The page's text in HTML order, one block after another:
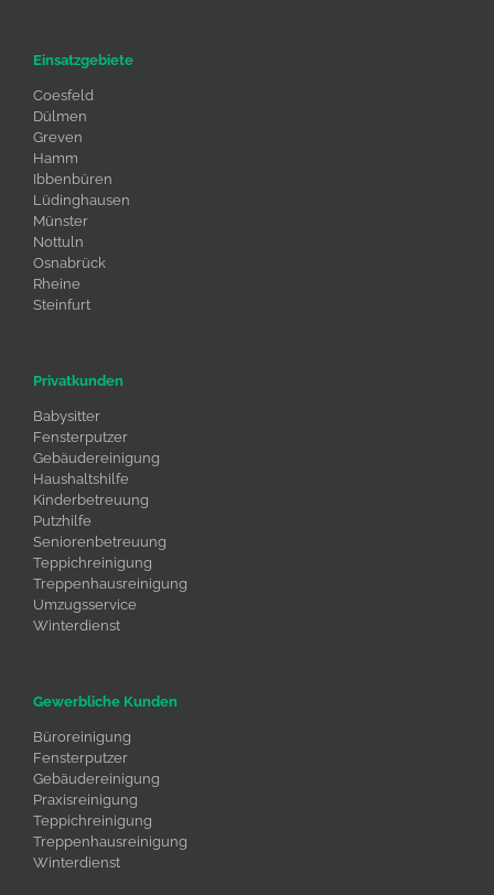
Einsatzgebiete
Coesfeld
Dülmen
Greven
Hamm
Ibbenbüren
Lüdinghausen
Münster
Nottuln
Osnabrück
Rheine
Steinfurt
Privatkunden
Babysitter
Fensterputzer
Gebäudereinigung
Haushaltshilfe
Kinderbetreuung
Putzhilfe
Seniorenbetreuung
Teppichreinigung
Treppenhausreinigung
Umzugsservice
Winterdienst
Gewerbliche Kunden
Büroreinigung
Fensterputzer
Gebäudereinigung
Praxisreinigung
Teppichreinigung
Treppenhausreinigung
Winterdienst